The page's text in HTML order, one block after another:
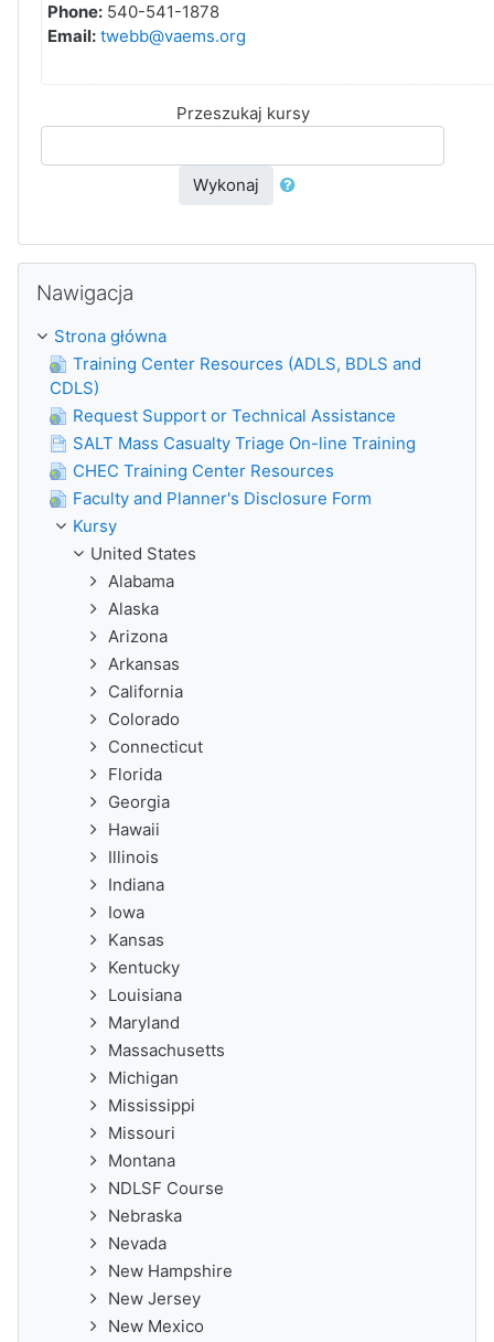
Phone: 540-541-1878
Email: twebb@vaems.org
Przeszukaj kursy
Wykonaj
Nawigacja
Strona główna
Training Center Resources (ADLS, BDLS and
CDLS)
Request Support or Technical Assistance
SALT Mass Casualty Triage On-line Training
CHEC Training Center Resources
Faculty and Planner's Disclosure Form
Kursy
United States
Alabama
Alaska
Arizona
Arkansas
California
Colorado
Connecticut
Florida
Georgia
Hawaii
Illinois
Indiana
Iowa
Kansas
Kentucky
Louisiana
Maryland
Massachusetts
Michigan
Mississippi
Missouri
Montana
NDLSF Course
Nebraska
Nevada
New Hampshire
New Jersey
New Mexico